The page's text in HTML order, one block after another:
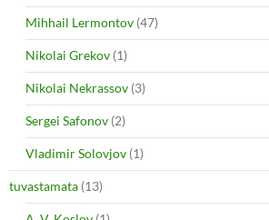
Mihhail Lermontov (47)
Nikolai Grekov (1)
Nikolai Nekrassov (3)
Sergei Safonov (2)
Vladimir Solovjov (1)
tuvastamata (13)